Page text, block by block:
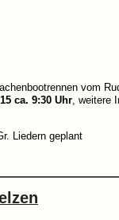
vom
ca. 9:30 Uhr, weitere
Liedern geplant